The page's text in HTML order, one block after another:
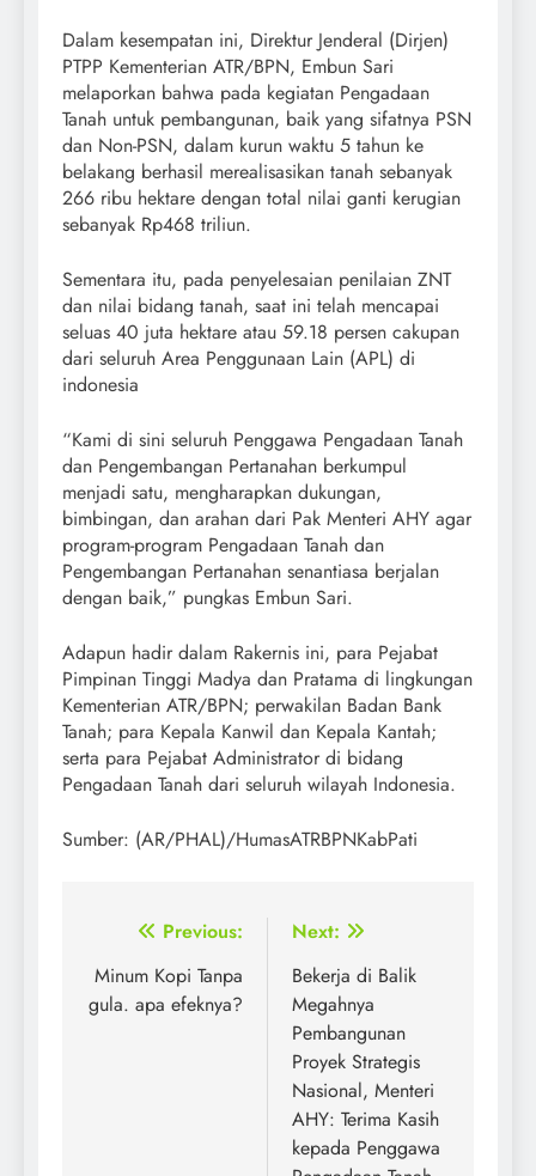
Dalam kesempatan ini, Direktur Jenderal (Dirjen)
PTPP Kementerian ATR/BPN, Embun Sari
melaporkan bahwa pada kegiatan Pengadaan
Tanah untuk pembangunan, baik yang sifatnya PSN
dan Non-PSN, dalam kurun waktu 5 tahun ke
belakang berhasil merealisasikan tanah sebanyak
266 ribu hektare dengan total nilai ganti kerugian
sebanyak Rp468 triliun.
Sementara itu, pada penyelesaian penilaian ZNT
dan nilai bidang tanah, saat ini telah mencapai
seluas 40 juta hektare atau 59.18 persen cakupan
dari seluruh Area Penggunaan Lain (APL) di
indonesia
“Kami di sini seluruh Penggawa Pengadaan Tanah
dan Pengembangan Pertanahan berkumpul
menjadi satu, mengharapkan dukungan,
bimbingan, dan arahan dari Pak Menteri AHY agar
program-program Pengadaan Tanah dan
Pengembangan Pertanahan senantiasa berjalan
dengan baik,” pungkas Embun Sari.
Adapun hadir dalam Rakernis ini, para Pejabat
Pimpinan Tinggi Madya dan Pratama di lingkungan
Kementerian ATR/BPN; perwakilan Badan Bank
Tanah; para Kepala Kanwil dan Kepala Kantah;
serta para Pejabat Administrator di bidang
Pengadaan Tanah dari seluruh wilayah Indonesia.
Sumber: (AR/PHAL)/HumasATRBPNKabPati
Post
navigation
Previous:
Minum Kopi Tanpa
gula. apa efeknya?
Next:
Bekerja di Balik
Megahnya
Pembangunan
Proyek Strategis
Nasional, Menteri
AHY: Terima Kasih
kepada Penggawa